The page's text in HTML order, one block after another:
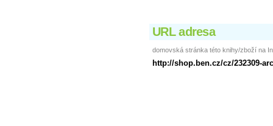
URL adresa
domovská stránka této knihy/zboží na
http://shop.ben.cz/cz/232309-